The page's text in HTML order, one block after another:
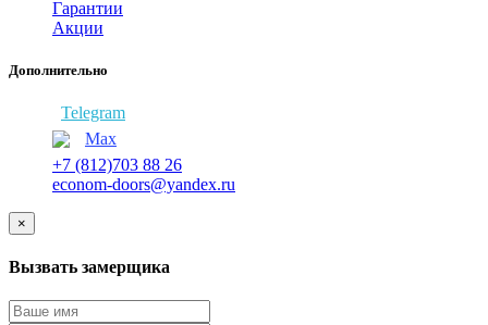
Гарантии
Акции
Дополнительно
Telegram
Max
+7 (812)703 88 26
econom-doors@yandex.ru
×
Вызвать замерщика